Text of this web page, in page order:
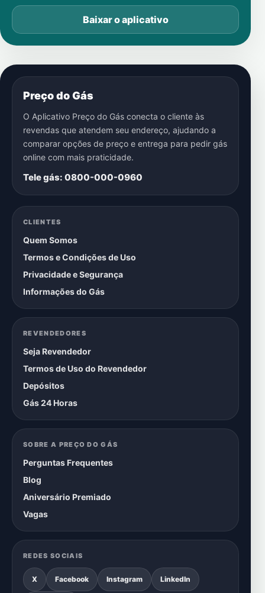
Baixar o aplicativo
Preço do Gás
O Aplicativo Preço do Gás conecta o cliente às
revendas que atendem seu endereço, ajudando a
comparar opções de preço e entrega para pedir gás
online com mais praticidade.
Tele gás: 0800-000-0960
CLIENTES
Quem Somos
Termos e Condições de Uso
Privacidade e Segurança
Informações do Gás
REVENDEDORES
Seja Revendedor
Termos de Uso do Revendedor
Depósitos
Gás 24 Horas
SOBRE A PREÇO DO GÁS
Perguntas Frequentes
Blog
Aniversário Premiado
Vagas
REDES SOCIAIS
X Facebook Instagram LinkedIn